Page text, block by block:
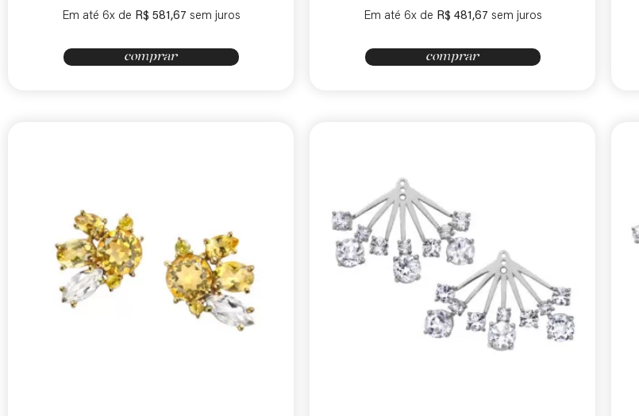
Em até 6x de R$ 581,67 sem juros
comprar
Em até 6x de R$ 481,67 sem juros
comprar